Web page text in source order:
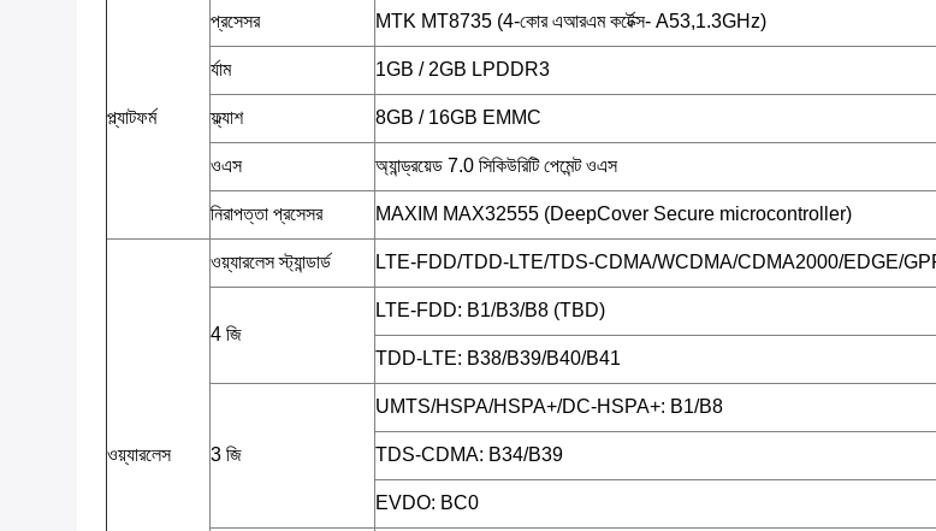
প্ল্যাটফর্ম
প্রসেসর MTK MT8735 (4-কোর এআরএম কর্টেক্স- A53,1.3GHz)
র্যাম 1GB / 2GB LPDDR3
ফ্ল্যাশ 8GB / 16GB EMMC
ওএস অ্যান্ড্রয়েড 7.0 সিকিউরিটি পেমেন্ট ওএস
নিরাপত্তা প্রসেসর MAXIM MAX32555 (DeepCover Secure microcontroller)
ওয়্যারলেস
ওয়্যারলেস স্ট্যান্ডার্ড LTE-FDD/TDD-LTE/TDS-CDMA/WCDMA/CDMA2000/EDGE/
4 জি
LTE-FDD: B1/B3/B8 (TBD)
TDD-LTE: B38/B39/B40/B41
3 জি
UMTS/HSPA/HSPA+/DC-HSPA+: B1/B8
TDS-CDMA: B34/B39
EVDO: BC0